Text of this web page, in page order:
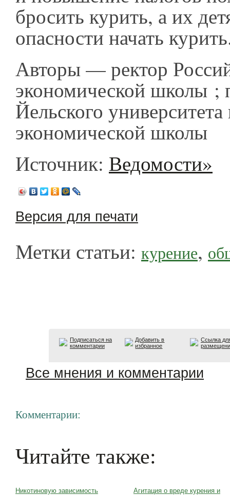
бросить курить, а их
опасности начать
Авторы — ректор
экономической школы ;
Йельского
экономической школы
Источник: Ведомости»
Версия для печати
Метки статьи: курение,
Подписаться на
комментарии
Добавить в
избранное
Ссылка
Все мнения и комментарии
Комментарии:
Читайте также:
Никотиновую зависимость
Агитация о вреде курения и